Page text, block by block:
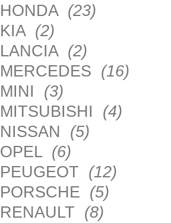
HONDA (23)
KIA (2)
LANCIA (2)
MERCEDES (16)
MINI (3)
MITSUBISHI (4)
NISSAN (5)
OPEL (6)
PEUGEOT (12)
PORSCHE (5)
RENAULT (8)